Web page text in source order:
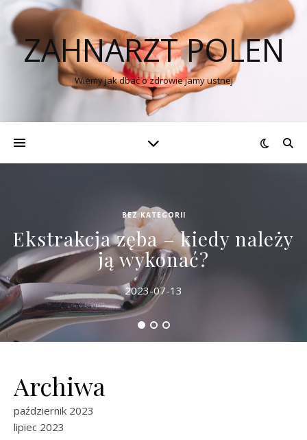
ZAHNARZT POLEN
Wiemy jak dbać o zdrowie jamy ustnej
BEZ KATEGORII
Ekstrakcja zęba – kiedy należy
ją wykonać?
2023-07-13
Archiwa
październik 2023
lipiec 2023